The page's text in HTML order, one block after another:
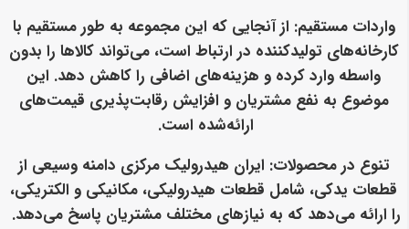
واردات مستقیم: از آنجایی که این مجموعه به طور مستقیم با
کارخانه‌های تولیدکننده در ارتباط است، می‌تواند کالاها را بدون
واسطه وارد کرده و هزینه‌های اضافی را کاهش دهد. این
موضوع به نفع مشتریان و افزایش رقابت‌پذیری قیمت‌های
ارائه‌شده است.
تنوع در محصولات: ایران هیدرولیک مرکزی دامنه وسیعی از
قطعات یدکی، شامل قطعات هیدرولیکی، مکانیکی و الکتریکی،
را ارائه می‌دهد که به نیازهای مختلف مشتریان پاسخ می‌دهد.